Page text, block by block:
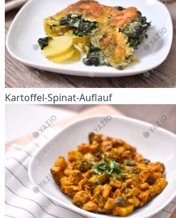
Kartoffel-Spinat-Auflauf